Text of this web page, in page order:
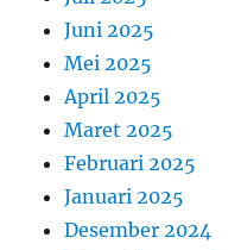
Juni 2025
Mei 2025
April 2025
Maret 2025
Februari 2025
Januari 2025
Desember 2024